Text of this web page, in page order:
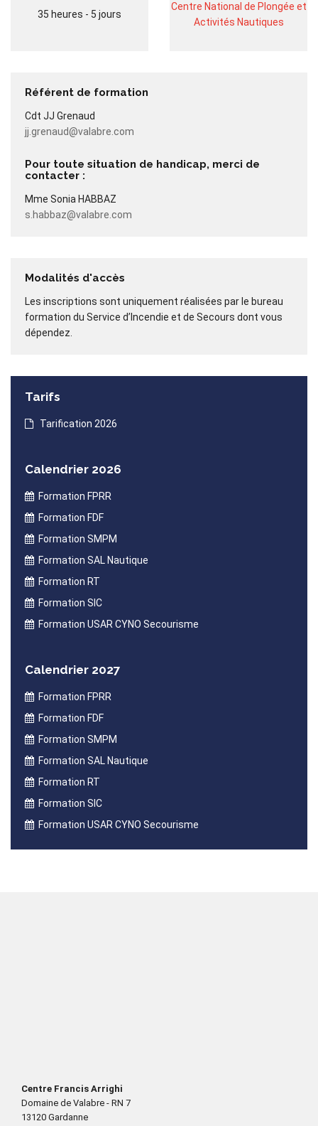
35 heures - 5 jours
Centre National de Plongée et
Activités Nautiques
Référent de formation
Cdt JJ Grenaud
jj.grenaud@valabre.com
Pour toute situation de handicap, merci de
contacter :
Mme Sonia HABBAZ
s.habbaz@valabre.com
Modalités d'accès
Les inscriptions sont uniquement réalisées par le bureau
formation du Service d’Incendie et de Secours dont vous
dépendez.
Tarifs
Tarification 2026
Calendrier 2026
Formation FPRR
Formation FDF
Formation SMPM
Formation SAL Nautique
Formation RT
Formation SIC
Formation USAR CYNO Secourisme
Calendrier 2027
Formation FPRR
Formation FDF
Formation SMPM
Formation SAL Nautique
Formation RT
Formation SIC
Formation USAR CYNO Secourisme
Centre Francis Arrighi
Domaine de Valabre - RN 7
13120 Gardanne